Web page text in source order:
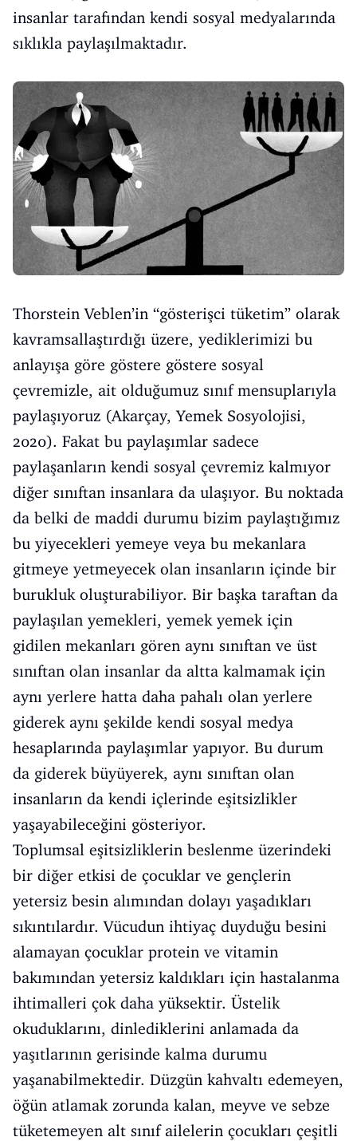
insanlar tarafından kendi sosyal medyalarında
sıklıkla paylaşılmaktadır.
Thorstein Veblen’in “gösterişci tüketim” olarak
kavramsallaştırdığı üzere, yediklerimizi bu
anlayışa göre göstere göstere sosyal
çevremizle, ait olduğumuz sınıf mensuplarıyla
paylaşıyoruz (Akarçay, Yemek Sosyolojisi,
2020). Fakat bu paylaşımlar sadece
paylaşanların kendi sosyal çevremiz kalmıyor
diğer sınıftan insanlara da ulaşıyor. Bu noktada
da belki de maddi durumu bizim paylaştığımız
bu yiyecekleri yemeye veya bu mekanlara
gitmeye yetmeyecek olan insanların içinde bir
burukluk oluşturabiliyor. Bir başka taraftan da
paylaşılan yemekleri, yemek yemek için
gidilen mekanları gören aynı sınıftan ve üst
sınıftan olan insanlar da altta kalmamak için
aynı yerlere hatta daha pahalı olan yerlere
giderek aynı şekilde kendi sosyal medya
hesaplarında paylaşımlar yapıyor. Bu durum
da giderek büyüyerek, aynı sınıftan olan
insanların da kendi içlerinde eşitsizlikler
yaşayabileceğini gösteriyor.
Toplumsal eşitsizliklerin beslenme üzerindeki
bir diğer etkisi de çocuklar ve gençlerin
yetersiz besin alımından dolayı yaşadıkları
sıkıntılardır. Vücudun ihtiyaç duyduğu besini
alamayan çocuklar protein ve vitamin
bakımından yetersiz kaldıkları için hastalanma
ihtimalleri çok daha yüksektir. Üstelik
okuduklarını, dinlediklerini anlamada da
yaşıtlarının gerisinde kalma durumu
yaşanabilmektedir. Düzgün kahvaltı edemeyen,
öğün atlamak zorunda kalan, meyve ve sebze
tüketemeyen alt sınıf ailelerin çocukları çeşitli